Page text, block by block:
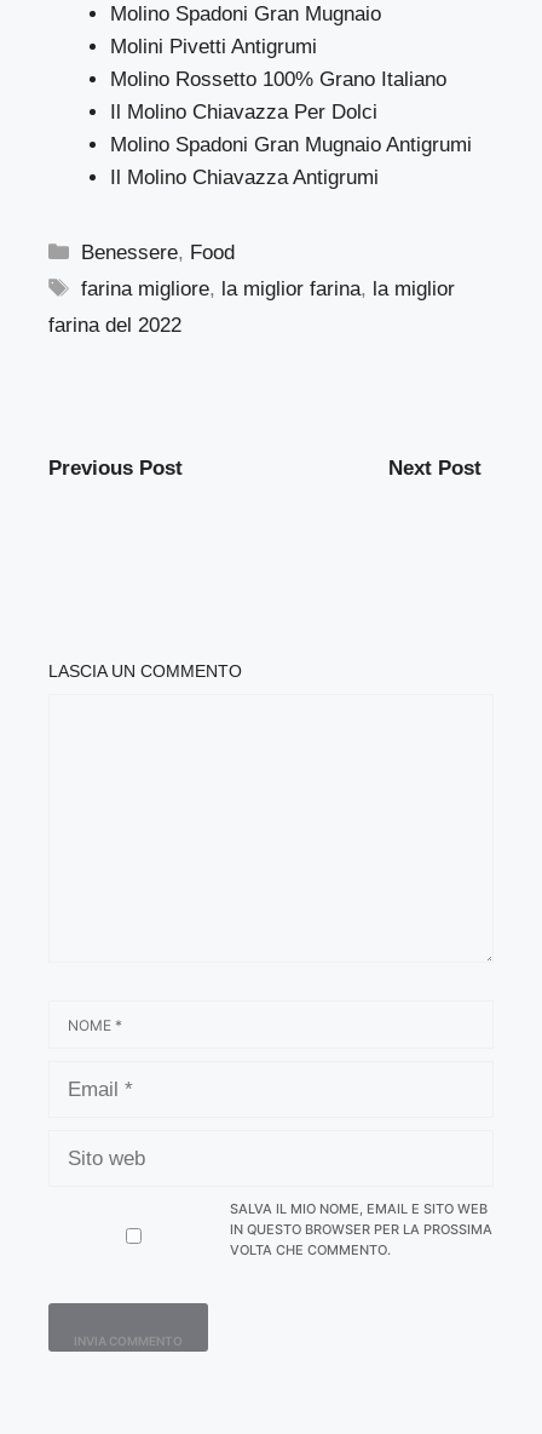
Molino Spadoni Gran Mugnaio
Molini Pivetti Antigrumi
Molino Rossetto 100% Grano Italiano
Il Molino Chiavazza Per Dolci
Molino Spadoni Gran Mugnaio Antigrumi
Il Molino Chiavazza Antigrumi
Categorie
Benessere, Food
Tag
farina migliore, la miglior farina, la miglior
farina del 2022
Previous Post Next Post
LASCIA UN COMMENTO
WEB
SALVA IL MIO NOME, EMAIL E SITO WEB
IN QUESTO BROWSER PER LA PROSSIMA
VOLTA CHE COMMENTO.